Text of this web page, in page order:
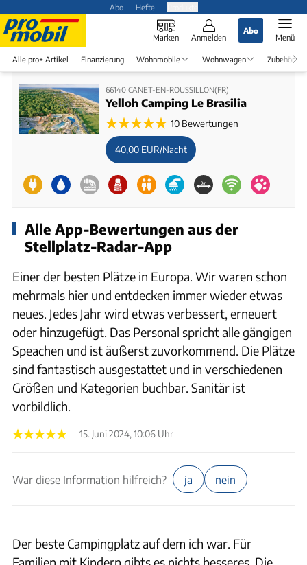
Abo Hefte
Marken Anmelden
Abo
Menü
Alle pro+ Artikel Finanzierung Wohnmobile Wohnwagen Zubehör
66140 CANET-EN-ROUSSILLON(FR)
Yelloh Camping Le Brasilia
10 Bewertungen
40,00 EUR/Nacht
Alle App-Bewertungen aus der
Stellplatz-Radar-App
Einer der besten Plätze in Europa. Wir waren schon
mehrmals hier und entdecken immer wieder etwas
neues. Jedes Jahr wird etwas verbessert, erneuert
oder hinzugefügt. Das Personal spricht alle gängigen
Speachen und ist äußerst zuvorkommend. Die Plätze
sind fantastisch ausgestattet und in verschiedenen
Größen und Kategorien buchbar. Sanitär ist
vorbildlich.
15. Juni 2024, 10:06 Uhr
War diese Information hilfreich? ja nein
Der beste Campingplatz auf dem ich war. Für
Familien mit Kindern gibts es nichts besseres. Die